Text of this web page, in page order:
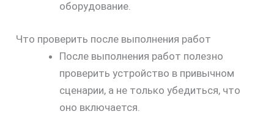
оборудование.
Что проверить после выполнения работ
После выполнения работ полезно
проверить устройство в привычном
сценарии, а не только убедиться, что
оно включается.